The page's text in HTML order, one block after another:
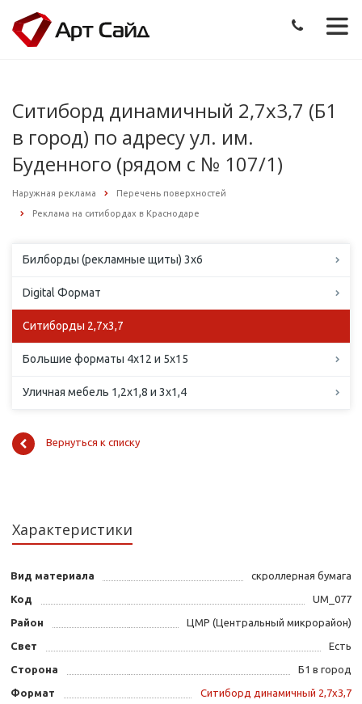
Ситиборд динамичный 2,7х3,7 (Б1
в город) по адресу ул. им.
Буденного (рядом с № 107/1)
Наружная реклама Перечень поверхностей
Реклама на ситибордах в Краснодаре
Билборды (рекламные щиты) 3х6
Digital Формат
Ситиборды 2,7х3,7
Большие форматы 4х12 и 5х15
Уличная мебель 1,2х1,8 и 3х1,4
Вернуться к списку
Характеристики
Вид материала скроллерная бумага
Код UM_077
Район ЦМР (Центральный микрорайон)
Свет Есть
Сторона Б1 в город
Формат Ситиборд динамичный 2,7х3,7